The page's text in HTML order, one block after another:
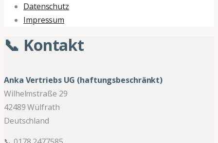
Datenschutz
Impressum
📞 Kontakt
Anka Vertriebs UG (haftungsbeschränkt)
Wilhelmstraße 29
42489 Wülfrath
Deutschland